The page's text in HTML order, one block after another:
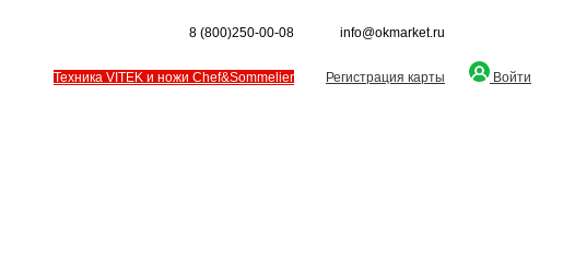
8 (800)250-00-08 info@okmarket.ru
Техника VITEK и ножи Chef&Sommelier Регистрация карты Войти